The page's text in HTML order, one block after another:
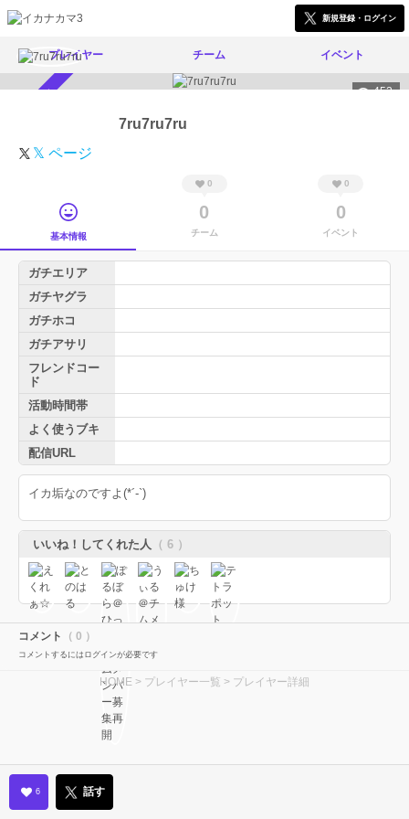
新規登録・ログイン
プレイヤー チーム イベント
452
7ru7ru7ru
𝕏 ページ
基本情報
0
0
チーム
0
0
イベント
ガチエリア
ガチヤグラ
ガチホコ
ガチアサリ
フレンドコー
ド
活動時間帯
よく使うブキ
配信URL
イカ垢なのですよ(*´-`)
いいね！してくれた人 （ 6 ）
コメント （ 0 ）
コメントするにはログインが必要です
HOME > プレイヤー一覧 > プレイヤー詳細
6 話す